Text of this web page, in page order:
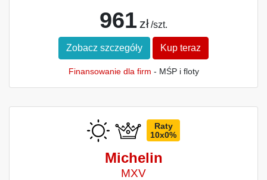
961 zł /szt.
Zobacz szczegóły Kup teraz
Finansowanie dla firm - MŚP i floty
Raty
10x0%
Michelin
MXV